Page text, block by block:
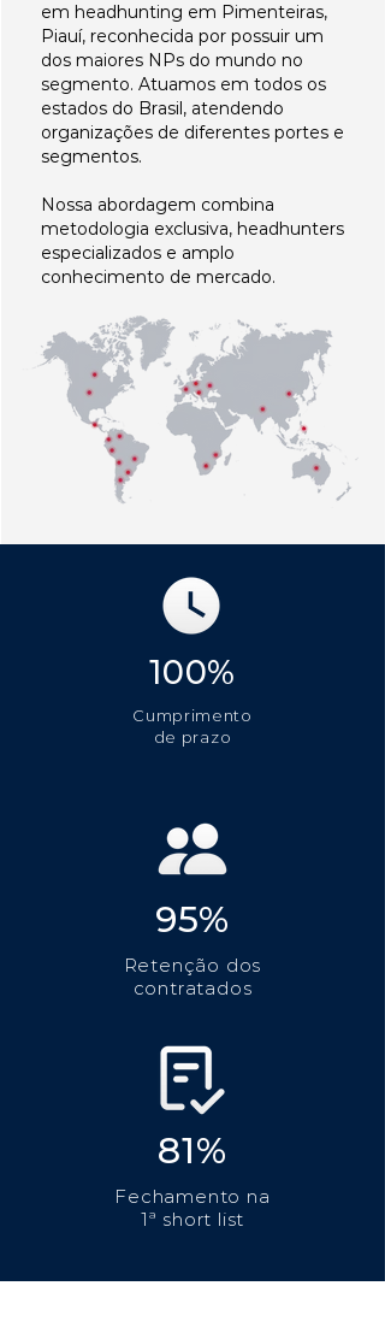
em headhunting em Pimenteiras,
Piauí, reconhecida por possuir um
dos maiores NPs do mundo no
segmento. Atuamos em todos os
estados do Brasil, atendendo
organizações de diferentes portes e
segmentos.
Nossa abordagem combina
metodologia exclusiva, headhunters
especializados e amplo
conhecimento de mercado.
100%
Cumprimento
de prazo
95%
Retenção dos
contratados
81%
Fechamento na
1ª short list